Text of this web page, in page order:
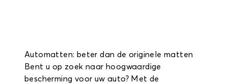
Automatten: beter dan de originele matten
Bent u op zoek naar hoogwaardige
bescherming voor uw auto? Met de